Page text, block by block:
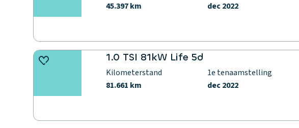
45.397 km
dec 2022
1.0 TSI 81kW Life 5d
Kilometerstand
81.661 km
1e tenaamstelling
dec 2022